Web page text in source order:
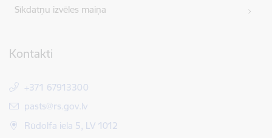
Sīkdatņu izvēles maiņa
Kontakti
+371 67913300
E-pasts:
pasts@rs.gov.lv
Rūdolfa iela 5, LV 1012